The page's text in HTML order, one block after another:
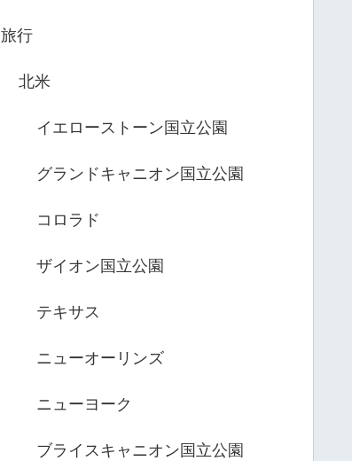
旅行
北米
イエローストーン国立公園
グランドキャニオン国立公園
コロラド
ザイオン国立公園
テキサス
ニューオーリンズ
ニューヨーク
ブライスキャニオン国立公園